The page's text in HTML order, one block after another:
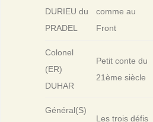
DURIEU du
PRADEL
comme au
Front
Colonel
(ER)
DUHAR
Petit conte du
21ème siècle
Général(S)
Les trois défis